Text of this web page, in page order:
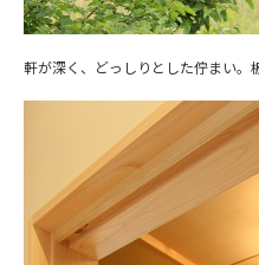
軒が深く、どっしりとした佇まい。